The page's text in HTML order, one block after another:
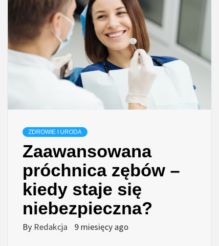
ZDROWIE I URODA
Zaawansowana
próchnica zębów –
kiedy staje się
niebezpieczna?
By Redakcja 9 miesięcy ago